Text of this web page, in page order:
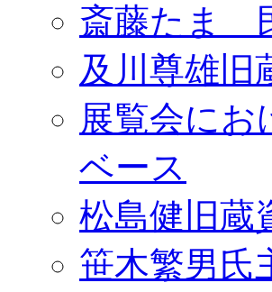
斎藤たま
及川尊雄旧
展覧会にお
ベース
松島健旧蔵
笹木繁男氏